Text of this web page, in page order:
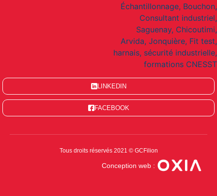
LINKEDIN
FACEBOOK
Tous droits réservés 2021 © GCFilion
Conception web :